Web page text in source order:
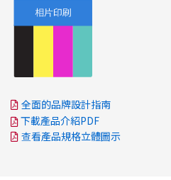
全面的品牌設計指南
下載產品介紹PDF
查看產品規格立體圖示